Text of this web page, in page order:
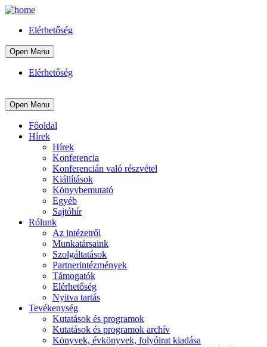
Elérhetőség
Open Menu
Elérhetőség
Open Menu
Főoldal
Hírek
Hírek
Konferencia
Konferencián való részvétel
Kiállítások
Könyvbemutató
Egyéb
Sajtóhír
Rólunk
Az intézetről
Munkatársaink
Szolgáltatások
Partnerintézmények
Támogatók
Elérhetőség
Nyitva tartás
Tevékenység
Kutatások és programok
Kutatások és programok archív
Könyvek, évkönyvek, folyóirat kiadása